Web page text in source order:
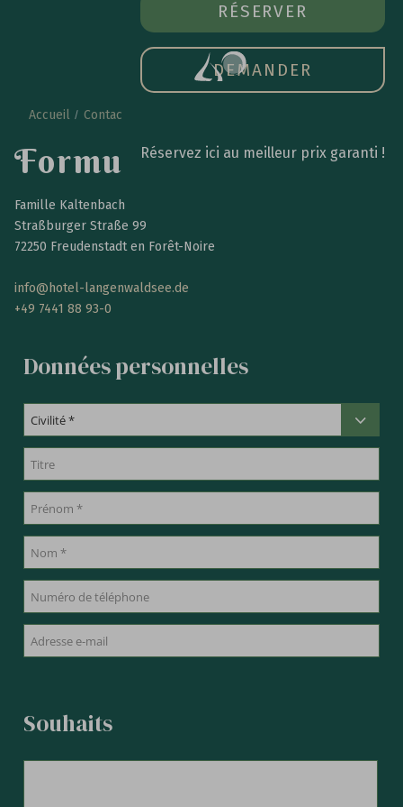
LE
RÉSERVER
DEMANDER
Réservez ici au meilleur prix garanti !
Accueil Contact
Formu aire de contact
Famille Kaltenbach
Straßburger Straße 99
72250 Freudenstadt en Forêt-Noire
info@hotel-langenwaldsee.de
+49 7441 88 93-0
Données personnelles
Souhaits